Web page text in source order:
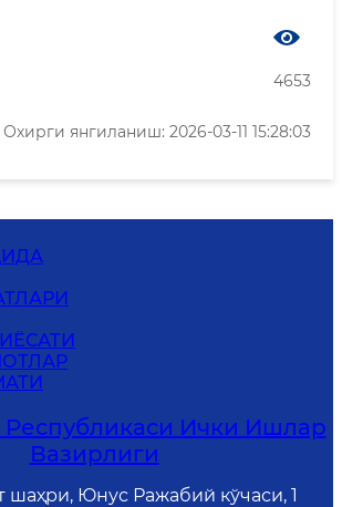
4653
Охирги янгиланиш: 2026-03-11 15:28:03
Республикаси Ички Ишлар
Вазирлиги
шаҳри, Юнус Ражабий кўчаси, 1